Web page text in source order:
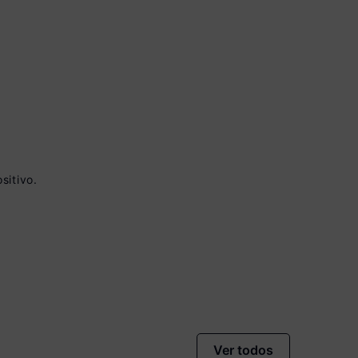
à vista no Boleto
Ver todos